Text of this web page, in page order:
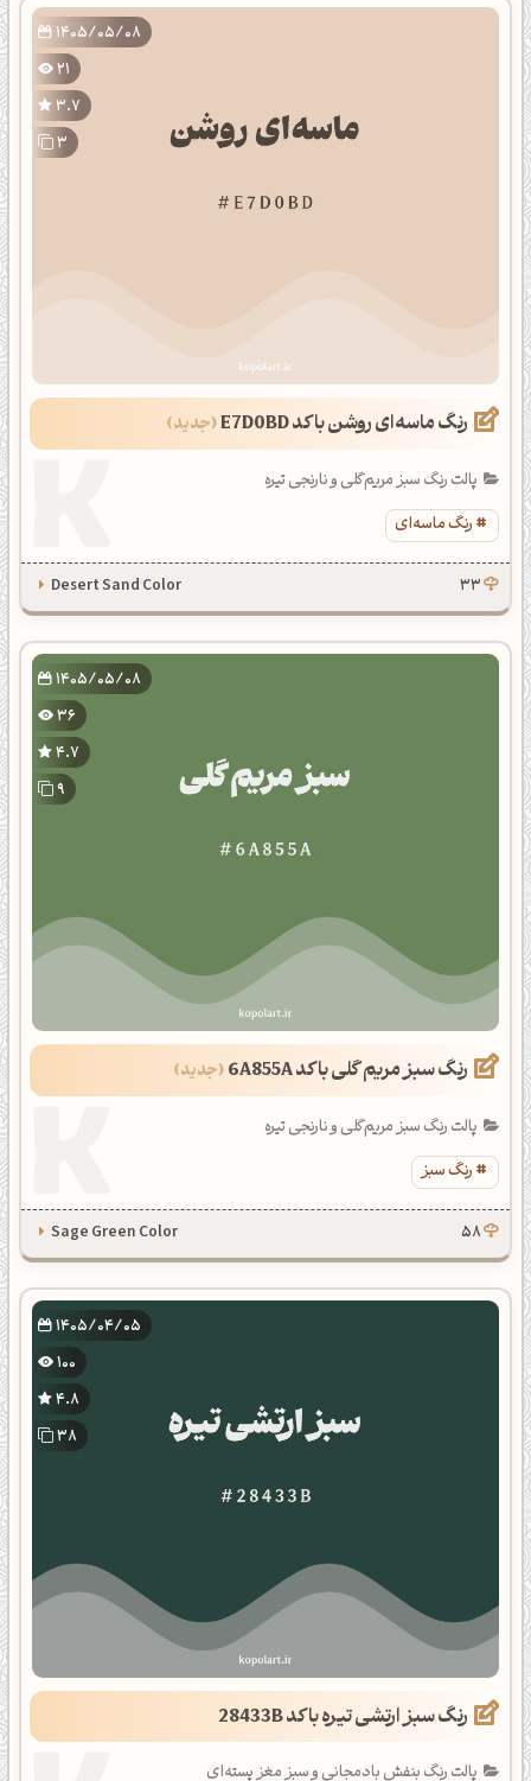
1405/05/08
21
3.7
3
رنگ ماسه‌ای روشن با کد E7D0BD
پالت رنگ سبز مریم‌گلی و نارنجی تیره
رنگ ماسه‌ای
33
Desert Sand Color
1405/05/08
36
4.7
9
رنگ سبز مریم گلی با کد 6A855A
پالت رنگ سبز مریم‌گلی و نارنجی تیره
رنگ سبز
58
Sage Green Color
1405/04/05
100
4.8
38
رنگ سبز ارتشی تیره با کد 28433B
پالت رنگ بنفش بادمجانی و سبز مغز پسته‌ای